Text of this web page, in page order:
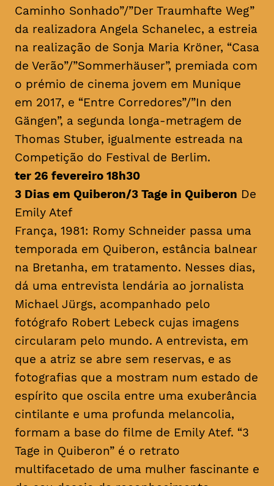
Caminho Sonhado”/”Der Traumhafte Weg”
da realizadora Angela Schanelec, a estreia
na realização de Sonja Maria Kröner, “Casa
de Verão”/”Sommerhäuser”, premiada com
o prémio de cinema jovem em Munique
em 2017, e “Entre Corredores”/”In den
Gängen”, a segunda longa-metragem de
Thomas Stuber, igualmente estreada na
Competição do Festival de Berlim.
ter 26 fevereiro 18h30
3 Dias em Quiberon/3 Tage in Quiberon De
Emily Atef
França, 1981: Romy Schneider passa uma
temporada em Quiberon, estância balnear
na Bretanha, em tratamento. Nesses dias,
dá uma entrevista lendária ao jornalista
Michael Jürgs, acompanhado pelo
fotógrafo Robert Lebeck cujas imagens
circularam pelo mundo. A entrevista, em
que a atriz se abre sem reservas, e as
fotografias que a mostram num estado de
espírito que oscila entre uma exuberância
cintilante e uma profunda melancolia,
formam a base do filme de Emily Atef. “3
Tage in Quiberon” é o retrato
multifacetado de uma mulher fascinante e